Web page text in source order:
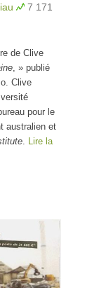
7 171
de Clive
, » publié
Clive
pour le
australien et
Lire la